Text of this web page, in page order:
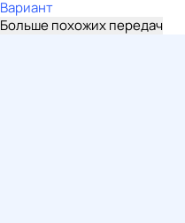
Вариант
Больше похожих передач